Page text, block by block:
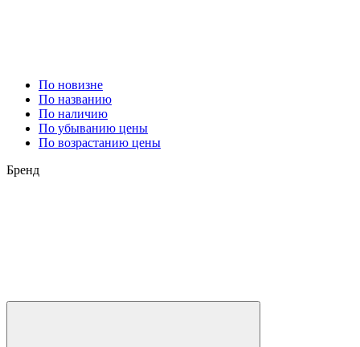
По новизне
По названию
По наличию
По убыванию цены
По возрастанию цены
Бренд